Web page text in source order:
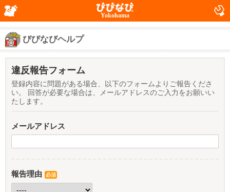
Yokohama
びびなびヘルプ
違反報告フォーム
登録内容に問題がある場合、以下のフォームよりご報告くださ
い。 回答が必要な場合は、メールアドレスのご入力をお願いい
たします。
メールアドレス
報告理由 必須